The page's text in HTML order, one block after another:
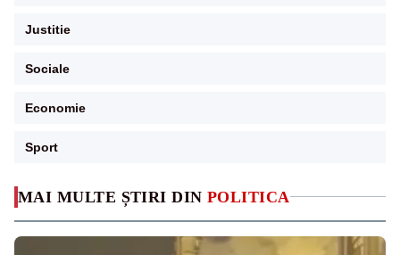
MAI MULTE ȘTIRI DIN POLITICA
Justitie
Sociale
Economie
Sport